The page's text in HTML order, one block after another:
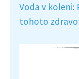
Voda v koleni:
tohoto